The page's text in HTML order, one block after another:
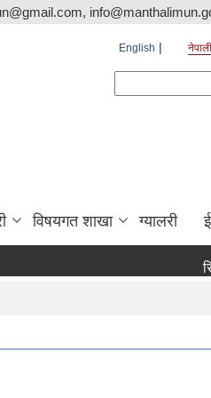
English नेपाली
विषयगत शाखा ग्यालरी